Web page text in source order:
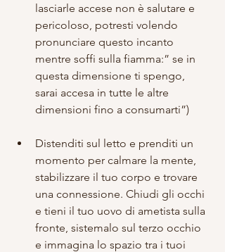
lasciarle accese non è salutare e
pericoloso, potresti volendo
pronunciare questo incanto
mentre soffi sulla fiamma:” se in
questa dimensione ti spengo,
sarai accesa in tutte le altre
dimensioni fino a consumarti”)
Distenditi sul letto e prenditi un
momento per calmare la mente,
stabilizzare il tuo corpo e trovare
una connessione. Chiudi gli occhi
e tieni il tuo uovo di ametista sulla
fronte, sistemalo sul terzo occhio
e immagina lo spazio tra i tuoi